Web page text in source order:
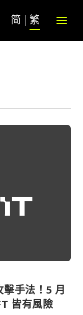
简 繁
手法！5 月
皆有風險